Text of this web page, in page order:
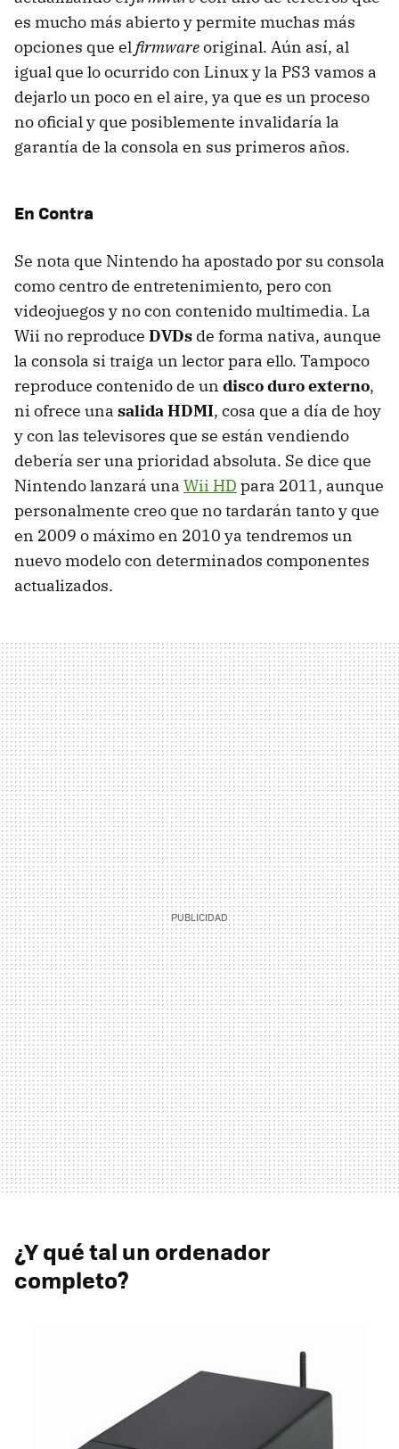
es mucho más abierto y permite muchas más
opciones que elfirmwareoriginal. Aún así, al
igual que lo ocurrido con Linux y la PS3 vamos a
dejarlo un poco en el aire, ya que es un proceso
no oficial y que posiblemente invalidaría la
garantía de la consola en sus primeros años.
En Contra
Se nota que Nintendo ha apostado por su consola
como centro de entretenimiento, pero con
videojuegos y no con contenido multimedia. La
Wii no reproduce DVDs de forma nativa, aunque
la consola si traiga un lector para ello. Tampoco
reproduce contenido de un disco duro externo,
ni ofrece una salida HDMI, cosa que a día de hoy
y con las televisores que se están vendiendo
debería ser una prioridad absoluta. Se dice que
Nintendo lanzará una Wii HD para 2011, aunque
personalmente creo que no tardarán tanto y que
en 2009 o máximo en 2010 ya tendremos un
nuevo modelo con determinados componentes
actualizados.
¿Y qué tal un ordenador
completo?